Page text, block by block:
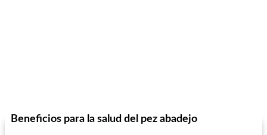
Beneficios para la salud del pez abadejo